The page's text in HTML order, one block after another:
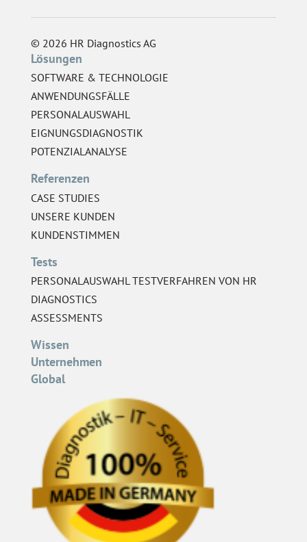
© 2026 HR Diagnostics AG
Lösungen
SOFTWARE & TECHNOLOGIE
ANWENDUNGSFÄLLE
PERSONALAUSWAHL
EIGNUNGSDIAGNOSTIK
POTENZIALANALYSE
Referenzen
CASE STUDIES
UNSERE KUNDEN
KUNDENSTIMMEN
Tests
PERSONALAUSWAHL TESTVERFAHREN VON HR
DIAGNOSTICS
ASSESSMENTS
Wissen
Unternehmen
Global